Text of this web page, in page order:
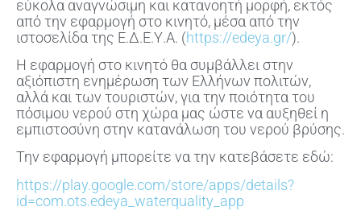
εύκολα αναγνώσιμη και κατανοητή μορφή, εκτός
από την εφαρμογή στο κινητό, μέσα από την
ιστοσελίδα της Ε.Δ.Ε.Υ.Α. (https://edeya.gr/).
Η εφαρμογή στο κινητό θα συμβάλλει στην
αξιόπιστη ενημέρωση των Ελλήνων πολιτών,
αλλά και των τουριστών, για την ποιότητα του
πόσιμου νερού στη χώρα μας ώστε να αυξηθεί η
εμπιστοσύνη στην κατανάλωση του νερού βρύσης.
Την εφαρμογή μπορείτε να την κατεβάσετε εδώ:
https://play.google.com/store/apps/details?
id=com.ots.edeya_waterquality_app